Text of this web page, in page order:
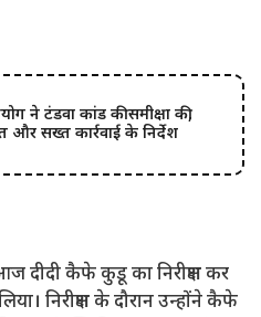
ने टंडवा कांड की समीक्षा की,
और सख्त कार्रवाई के निर्देश
दीदी कैफे कुडू का निरीक्षण कर
निरीक्षण के दौरान उन्होंने कैफे